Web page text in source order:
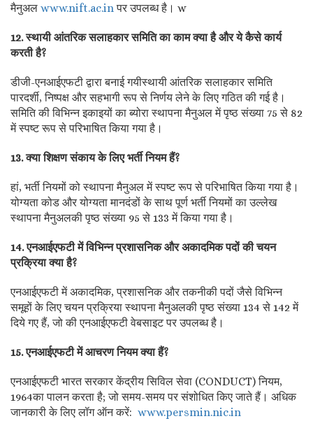
मैनुअल www.nift.ac.inपर उपलब्ध है। w
12. स्थायी आंतरिक सलाहकार समिति का काम क्या है और ये कैसे कार्य
करती है?
डीजी-एनआईएफटी द्वारा बनाई गयीस्थायी आंतरिक सलाहकार समिति
पारदर्शी, निष्पक्ष और सहभागी रूप से निर्णय लेने के लिए गठित की गई है।
समिति की विभिन्न इकाइयों का ब्योरा स्थापना मैनुअल में पृष्ठ संख्या 75 से 82
में स्पष्ट रूप से परिभाषित किया गया है।
13. क्या शिक्षण संकाय के लिए भर्ती नियम हैं?
हां, भर्ती नियमों को स्थापना मैनुअल में स्पष्ट रूप से परिभाषित किया गया है।
योग्यता कोड और योग्यता मानदंडों के साथ पूर्ण भर्ती नियमों का उल्लेख
स्थापना मैनुअलकी पृष्ठ संख्या 95 से 133 में किया गया है।
14. एनआईएफटी में विभिन्न प्रशासनिक और अकादमिक पदों की चयन
प्रक्रिया क्या है?
एनआईएफटी में अकादमिक, प्रशासनिक और तकनीकी पदों जैसे विभिन्न
समूहों के लिए चयन प्रक्रिया स्थापना मैनुअलकी पृष्ठ संख्या 134 से 142 में
दिये गए हैं, जो की एनआईएफटी वेबसाइट पर उपलब्ध है।
15. एनआईएफटी में आचरण नियम क्या हैं?
एनआईएफटी भारत सरकार केंद्रीय सिविल सेवा (CONDUCT) नियम,
1964का पालन करता है; जो समय-समय पर संशोधित किए जाते हैं। अधिक
जानकारी के लिए लॉग ऑन करें: www.persmin.nic.in